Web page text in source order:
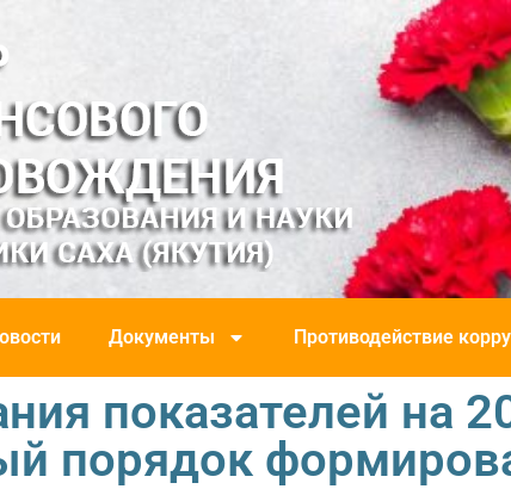
Документы Противодействие
показателей на
порядок